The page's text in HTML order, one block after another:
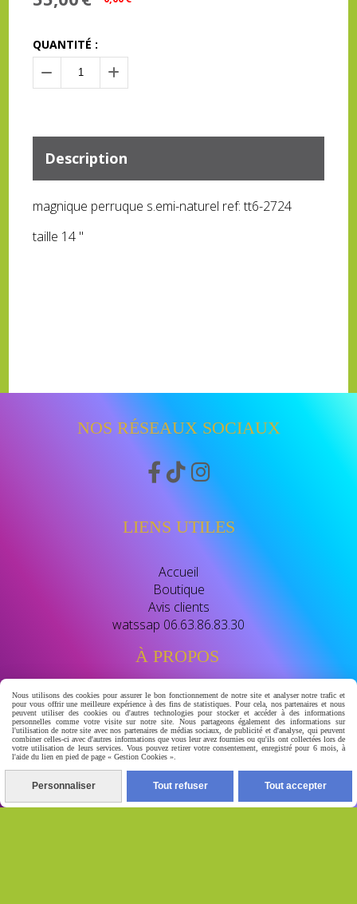
QUANTITÉ :
Description
magnique perruque s.emi-naturel ref: tt6-2724
taille 14 "
NOS RÉSEAUX SOCIAUX
  
LIENS UTILES
Accueil
Boutique
Avis clients
watssap 06.63.86.83.30
À PROPOS
BIENVENUE CHEZ GERA-LUXSKIN
révélé leclat naturel de votre peau
votre destination beauté dediee aux soins de la peau et
conçu pour ulluminer , unifier eclaircir naturelement et
prendre soins de votres peau au quotidien.
Nous utilisons des cookies pour assurer le bon fonctionnement de notre site et analyser notre trafic et
pour vous offrir une meilleure expérience à des fins de statistiques. Pour cela, nos partenaires et nous
peuvent utiliser des cookies ou d'autres technologies pour stocker et accéder à des informations
personnelles comme votre visite sur notre site. Nous partageons également des informations sur
l'utilisation de notre site avec nos partenaires de médias sociaux, de publicité et d'analyse, qui peuvent
combiner celles-ci avec d'autres informations que vous leur avez fournies ou qu'ils ont collectées lors de
votre utilisation de leurs services. Vous pouvez retirer votre consentement, enregistré pour 6 mois, à
l'aide du lien en pied de page « Gestion Cookies ».
Personnaliser Tout refuser Tout accepter